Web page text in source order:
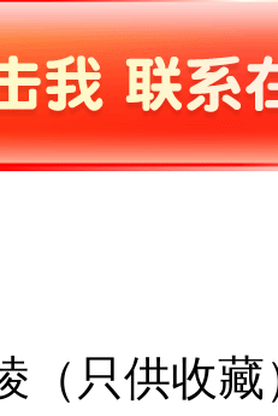
（只供收藏